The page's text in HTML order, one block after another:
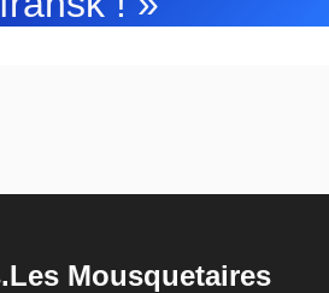
Mousquetaires